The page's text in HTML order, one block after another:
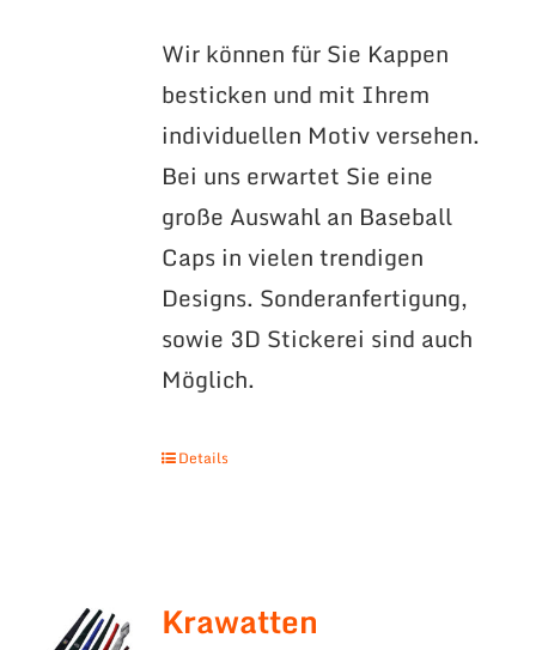
Wir können für Sie Kappen
besticken und mit Ihrem
individuellen Motiv versehen.
Bei uns erwartet Sie eine
große Auswahl an Baseball
Caps in vielen trendigen
Designs. Sonderanfertigung,
sowie 3D Stickerei sind auch
Möglich.
Details
Krawatten